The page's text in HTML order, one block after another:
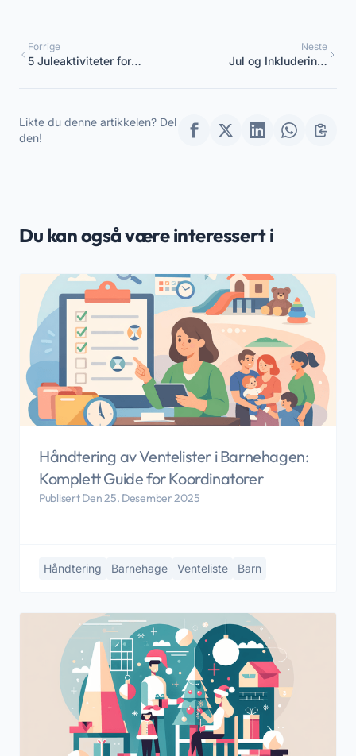
Forrige
5 Juleaktiviteter for
Neste
Jul og Inkludering:
Likte du denne artikkelen? Del
den!
Du kan også være interessert i
Håndtering av Ventelister i Barnehagen:
Komplett Guide for Koordinatorer
Publisert Den 25. Desember 2025
Håndtering Barnehage Venteliste Barn